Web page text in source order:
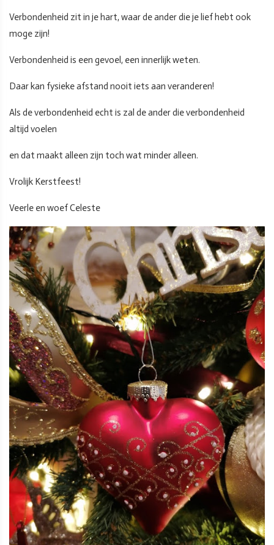
Verbondenheid zit in je hart, waar de ander die je lief hebt ook
moge zijn!
Verbondenheid is een gevoel, een innerlijk weten.
Daar kan fysieke afstand nooit iets aan veranderen!
Als de verbondenheid echt is zal de ander die verbondenheid
altijd voelen
en dat maakt alleen zijn toch wat minder alleen.
Vrolijk Kerstfeest!
Veerle en woef Celeste